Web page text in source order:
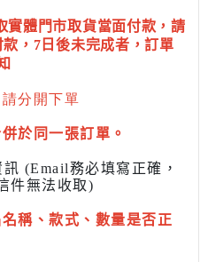
實體門市取貨當面付款，請
，7日後未完成者，訂單
分開下單
於同一張訂單。
(Email務必填寫正確，
件無法收取)
稱、款式、數量是否正